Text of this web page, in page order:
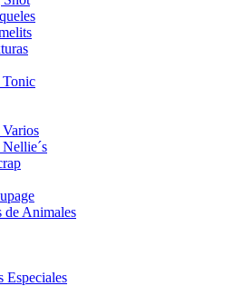
Tonic
de Animales
Especiales